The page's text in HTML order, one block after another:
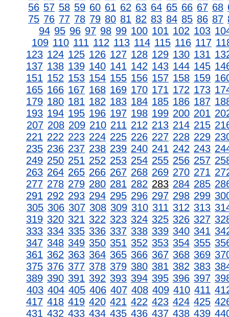
56 57 58 59 60 61 62 63 64 65 66 67 68
75 76 77 78 79 80 81 82 83 84 85 86 87
94 95 96 97 98 99 100 101 102 103
109 110 111 112 113 114 115 116 117
123 124 125 126 127 128 129 130 131
137 138 139 140 141 142 143 144 145
151 152 153 154 155 156 157 158 159
165 166 167 168 169 170 171 172 173
179 180 181 182 183 184 185 186 187
193 194 195 196 197 198 199 200 201
207 208 209 210 211 212 213 214 215
221 222 223 224 225 226 227 228 229
235 236 237 238 239 240 241 242 243
249 250 251 252 253 254 255 256 257
263 264 265 266 267 268 269 270 271
277 278 279 280 281 282 283 284 285
291 292 293 294 295 296 297 298 299
305 306 307 308 309 310 311 312 313
319 320 321 322 323 324 325 326 327
333 334 335 336 337 338 339 340 341
347 348 349 350 351 352 353 354 355
361 362 363 364 365 366 367 368 369
375 376 377 378 379 380 381 382 383
389 390 391 392 393 394 395 396 397
403 404 405 406 407 408 409 410 411
417 418 419 420 421 422 423 424 425
431 432 433 434 435 436 437 438 439